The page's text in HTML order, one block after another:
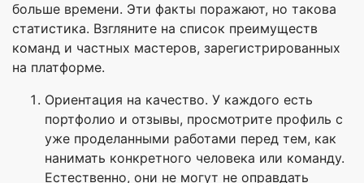
больше времени. Эти факты поражают, но такова
статистика. Взгляните на список преимуществ
команд и частных мастеров, зарегистрированных
на платформе.
Ориентация на качество. У каждого есть
портфолио и отзывы, просмотрите профиль с
уже проделанными работами перед тем, как
нанимать конкретного человека или команду.
Естественно, они не могут не оправдать